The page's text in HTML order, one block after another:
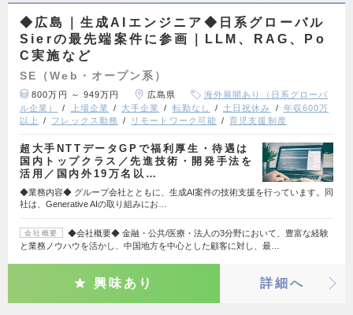
◆広島｜生成AIエンジニア◆日系グローバル
Sierの最先端案件に参画｜LLM、RAG、Po
C実施など
SE（Web・オープン系）
800万円 ～ 949万円 広島県
海外展開あり（日系グローバ
ル企業）
上場企業 大手企業 転勤なし 土日祝休み
年収600万
以上
フレックス勤務 リモートワーク可能 育児支援制度
超大手NTTデータGPで福利厚生・待遇は
国内トップクラス／先進技術・開発手法を
活用／国内外19万名以…
◆業務内容◆ グループ会社とともに、生成AI案件の技術支援を行っています。同
社は、Generative AIの取り組みにお…
会社概要
◆会社概要◆ 金融・公共/医療・法人の3分野において、豊富な経験
と業務ノウハウを活かし、中国地方を中心とした顧客に対し、最…
興味あり 詳細へ